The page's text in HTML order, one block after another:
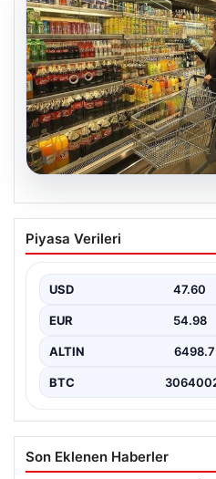
05.08.2026
Enflasyon verileri ne
açıklanacak? 2026
Piyasa Verileri
USD 47.60
EUR 54.98
ALTIN 6498.7
BTC
Son Eklenen Haberler